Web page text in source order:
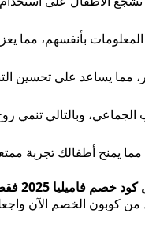
على جميع المنتجات. استفد من كوبون